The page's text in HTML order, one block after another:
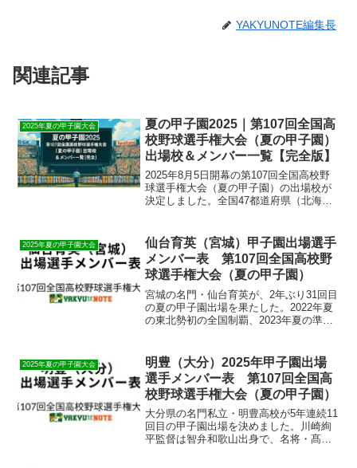
YAKYUNOTE編集長
関連記事
2025年夏の甲子園大会
夏の甲子園2025｜第107回全国高
校野球選手権大会（夏の甲子園）
出場校＆メンバー一覧【完全版】
2025年8月5日開幕の第107回全国高校野
球選手権大会（夏の甲子園）の出場校が
決定しました。全国47都道府県（北海道
まで阪神甲子園球場で繰り広げられま
す。今大...
2025年夏の甲子園大会
仙台育英（宮城）甲子園出場選手
メンバー表 第107回全国高校野
球選手権大会（夏の甲子園）
宮城の名門・仙台育英が、2年ぶり31回目
の夏の甲子園出場を果たした。2022年夏
の東北勢初の全国制覇、2023年夏の準優
速148キロ左腕・吉川陽大と強力打線で宮
城大会を...
2025年夏の甲子園大会
明豊（大分）2025年甲子園出場
選手メンバー表 第107回全国高
校野球選手権大会（夏の甲子園）
大分県の名門私立・明豊高校が5年連続11
回目の甲子園出場を決めました。川崎絢
平監督は智弁和歌山出身で、名将・髙嶋